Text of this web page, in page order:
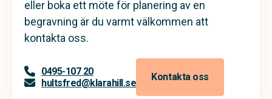
eller boka ett möte för planering av en
begravning är du varmt välkommen att
kontakta oss.
0495-107 20
hultsfred@klarahill.se
Kontakta oss